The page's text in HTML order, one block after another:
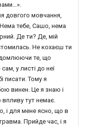
довгого мовчання,
тебе, Сашо, нема
Де ти? Де, мій
Не кохаєш ти
те, що
у листі до неї
писати. Тому я
винен. Це я знаю і
впливу тут немає.
і для мене ясно, що в
Прийде час, і я